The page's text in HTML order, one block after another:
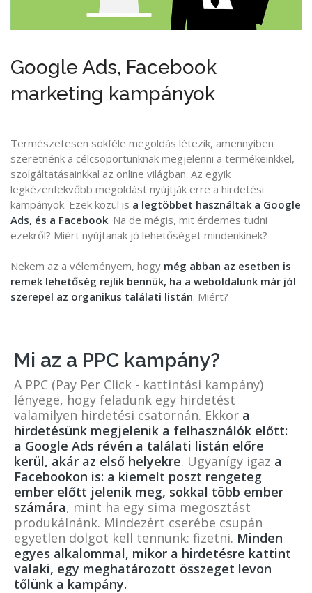
Google Ads, Facebook
marketing kampányok
Természetesen sokféle megoldás létezik, amennyiben
szeretnénk a célcsoportunknak megjelenni a termékeinkkel,
szolgáltatásainkkal az online világban. Az egyik
legkézenfekvőbb megoldást nyújtják erre a hirdetési
kampányok. Ezek közül is a legtöbbet használtak a Google
Ads, és a Facebook. Na de mégis, mit érdemes tudni
ezekről? Miért nyújtanak jó lehetőséget mindenkinek?
Nekem az a véleményem, hogy még abban az esetben is
remek lehetőség rejlik bennük, ha a weboldalunk már jól
szerepel az organikus találati listán. Miért?
Mi az a PPC kampány?
A PPC (Pay Per Click - kattintási kampány)
lényege, hogy feladunk egy hirdetést
valamilyen hirdetési csatornán. Ekkor a
hirdetésünk megjelenik a felhasználók előtt:
a Google Ads révén a találati listán előre
kerül, akár az első helyekre. Ugyanígy igaz a
Facebookon is: a kiemelt poszt rengeteg
ember előtt jelenik meg, sokkal több ember
számára, mint ha egy sima megosztást
produkálnánk. Mindezért cserébe csupán
egyetlen dolgot kell tennünk: fizetni. Minden
egyes alkalommal, mikor a hirdetésre kattint
valaki, egy meghatározott összeget levon
tőlünk a kampány.